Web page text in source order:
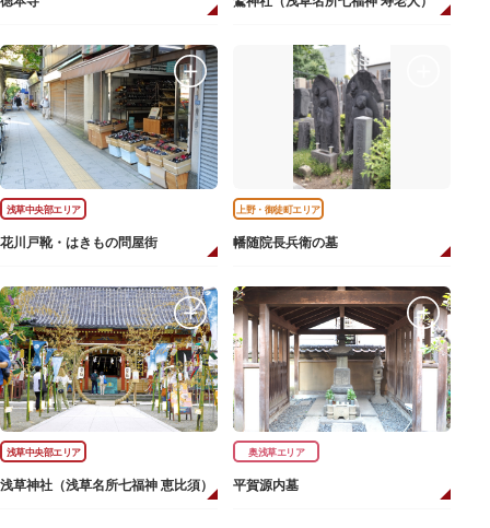
浅草中央部エリア
花川戸靴・はきもの問屋街
上野・御徒町エリア
幡随院長兵衛の墓
浅草中央部エリア
浅草神社（浅草名所七福神 恵比須）
奥浅草エリア
平賀源内墓